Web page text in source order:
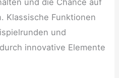
und die Chance auf
Klassische Funktionen
und
innovative Elemente